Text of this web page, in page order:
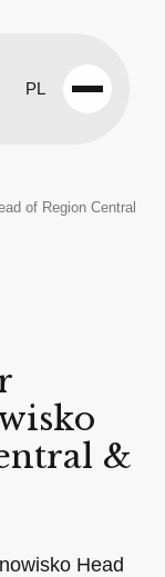
PL
Open
of Region Central
&
Head